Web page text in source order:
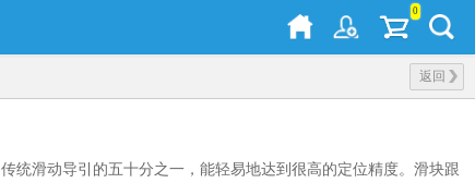
0
返回
统滑动导引的五十分之一，能轻易地达到很高的定位精度。滑块跟